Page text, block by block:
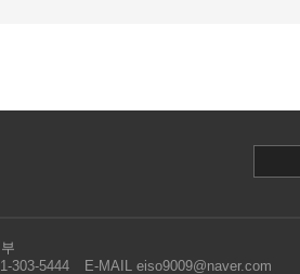
303-5444 E-MAIL eiso9009@naver.com